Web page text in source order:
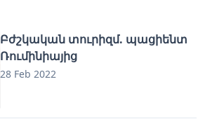
Բժշկական տուրիզմ. պացիենտ
Ռումինիայից
28 Feb 2022